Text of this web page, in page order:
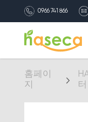
0966 741 866
홈페이
지
터